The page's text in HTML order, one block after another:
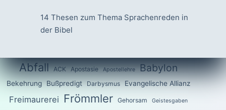
14 Thesen zum Thema Sprachenreden in
der Bibel
Abfall ACK Apostasie Apostellehre Babylon
Bekehrung Bußpredigt Darbysmus Evangelische Allianz
Freimaurerei Frömmler Gehorsam Geistesgaben